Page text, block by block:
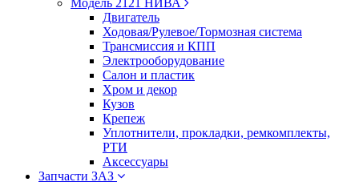
Модель 2121 НИВА
Двигатель
Ходовая/Рулевое/Тормозная система
Трансмиссия и КПП
Электрооборудование
Салон и пластик
Хром и декор
Кузов
Крепеж
Уплотнители, прокладки, ремкомплекты,
РТИ
Аксессуары
Запчасти ЗАЗ